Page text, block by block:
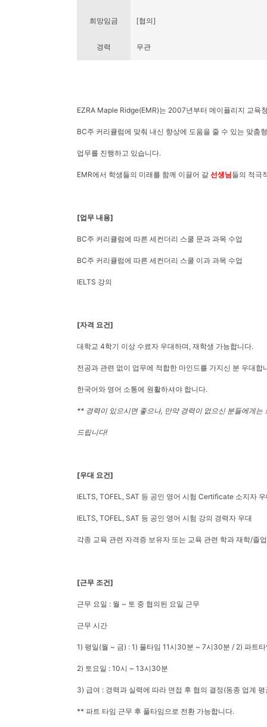
희망임금 [협의]
경력 무관
EZRA Maple Ridge(EMR)는 2007년부터 메이플리지 교육
BC주 커리큘럼에 맞춰 내신 향상에 도움을 줄 수 있는 맞춤
업무를 진행하고 있습니다.
EMR에서 학생들의 미래를 함께 이끌어 갈 선생님들의 적극
[업무 내용]
BC주 커리큘럼에 따른 세컨더리 스쿨 문과 과목 수업
BC주 커리큘럼에 따른 세컨더리 스쿨 이과 과목 수업
IELTS 강의
[자격 요건]
대학교 4학기 이상 수료자 우대하며, 재학생 가능합니다.
전공과 관련 없이 업무에 적합한 마인드를 가지신 분 우대합
한국어와 영어 소통에 원활하셔야 합니다.
** 경력이 있으시면 좋으나, 만약 경력이 없으신 분들에게
드립니다!
[우대 요건]
IELTS, TOFEL, SAT 등 공인 영어 시험 Certificate 소지자
IELTS, TOFEL, SAT 등 공인 영어 시험 강의 경력자 우대
각종 교육 관련 자격증 보유자 또는 교육 관련 학과 재학/졸
[근무 조건]
근무 요일 : 월 ~ 토 중 협의된 요일 근무
근무 시간
1) 평일(월 ~ 금) : 1) 풀타임 11시30분 ~ 7시30분 / 2) 파트
2) 토요일 : 10시 ~ 13시30분
3) 급여 : 경력과 실력에 따라 면접 후 협의 결정(동종 업계
** 파트 타임 근무 후 풀타임으로 전환 가능합니다.